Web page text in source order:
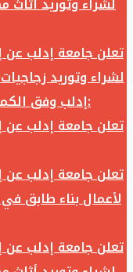
تعلن جامعة إدلب عن
لشراء وتوريد
إدلب وفق الكميات والمواصفات المحددة أدناه:
تعلن جامعة إدلب عن
تعلن جامعة إدلب عن
لأعمال بناء طابق
تعلن جامعة إدلب عن